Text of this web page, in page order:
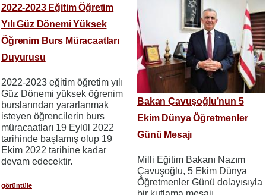
2022-2023 Eğitim Öğretim
Yılı Güz Dönemi Yüksek
Öğrenim Burs Müracaatları
Duyurusu
2022-2023 eğitim öğretim yılı
Güz Dönemi yüksek öğrenim
burslarından yararlanmak
isteyen öğrencilerin burs
müracaatları 19 Eylül 2022
tarihinde başlamış olup 19
Ekim 2022 tarihine kadar
devam edecektir.
görüntüle
Bakan Çavuşoğlu’nun 5
Ekim Dünya Öğretmenler
Günü Mesajı
Milli Eğitim Bakanı Nazım
Çavuşoğlu, 5 Ekim Dünya
Öğretmenler Günü dolayısıyla